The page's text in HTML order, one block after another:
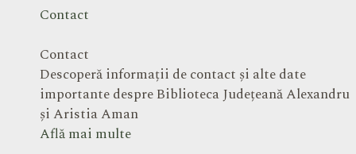
Contact
Contact
Descoperă informații de contact și alte date
importante despre Biblioteca Județeană Alexandru
și Aristia Aman
Află mai multe